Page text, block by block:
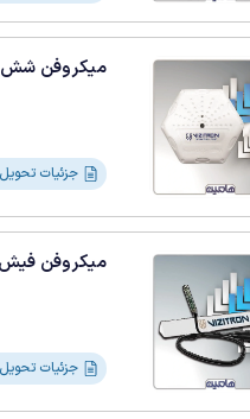
میکروفن شش
جزئیات تحویل و گارانتی
میکروفن
جزئیات تحویل و گارانتی